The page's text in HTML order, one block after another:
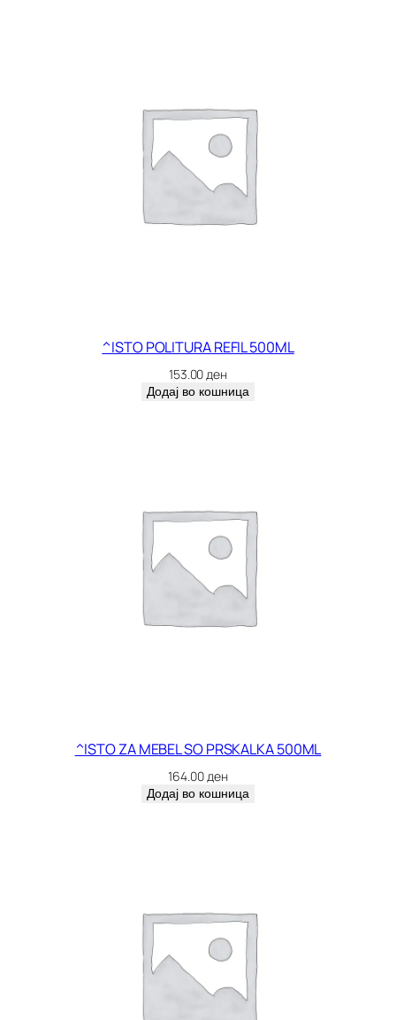
^ISTO POLITURA REFIL 500ML
153.00ден
Додај во кошница
^ISTO ZA MEBEL SO PRSKALKA 500ML
164.00ден
Додај во кошница